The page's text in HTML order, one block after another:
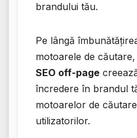
brandului tău.
Pe lângă
motoarele de
SEO off-page
încredere în brandul
motoarelor de
utilizatorilor.